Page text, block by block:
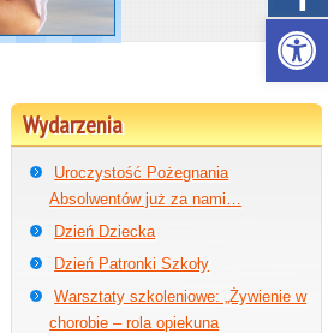
Otwórz
Wydarzenia
Uroczystość Pożegnania
Absolwentów już za nami…
Dzień Dziecka
Dzień Patronki Szkoły
Warsztaty szkoleniowe: „Żywienie w
chorobie – rola opiekuna